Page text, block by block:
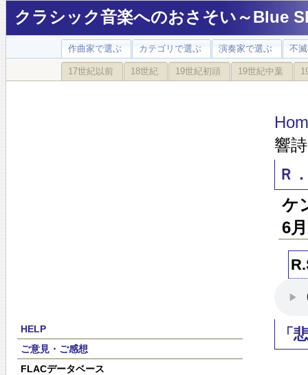
クラシック音楽へのおさそい～Blue
作曲家で選ぶ カテゴリで選ぶ 演奏家で選ぶ 不
17世紀以前 18世紀 19世紀初頭 19世紀中葉
HELP
ご意見・ご感想
FLACデータベース
響
Ｒ
ケ
6
「